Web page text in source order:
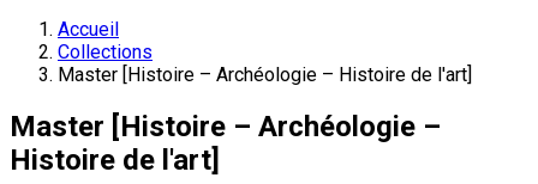
Accueil
Collections
Master [Histoire – Archéologie – Histoire de l'art]
Master [Histoire – Archéologie –
Histoire de l'art]